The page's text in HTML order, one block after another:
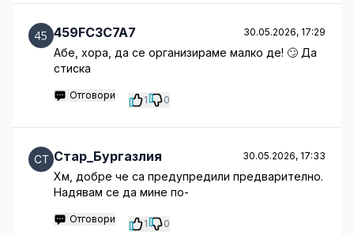
459FC3C7A7 30.05.2026, 17:29
Абе, хора, да се организираме малко де! 🙄 Да
стиска
Отговори 1 0
Стар_Бургазлия 30.05.2026, 17:33
Хм, добре че са предупредили предварително.
Надявам се да мине по-
Отговори 1 0